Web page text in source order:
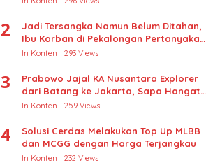
2
Jadi Tersangka Namun Belum Ditahan,
Ibu Korban di Pekalongan Pertanyakan
Keseriusan Polisi Tangani Kasus
In Konten 293 Views
3
Prabowo Jajal KA Nusantara Explorer
dari Batang ke Jakarta, Sapa Hangat
Warga
In Konten 259 Views
4
Solusi Cerdas Melakukan Top Up MLBB
dan MCGG dengan Harga Terjangkau
In Konten 232 Views